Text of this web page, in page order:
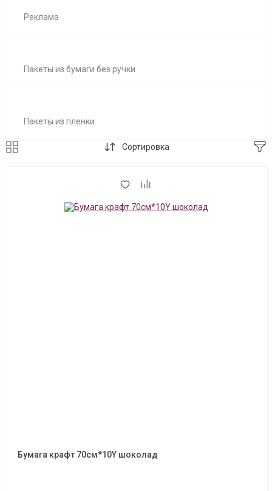
Реклама
Пакеты из бумаги без ручки
Пакеты из пленки
Сортировка
Бумага крафт 70см*10Y шоколад